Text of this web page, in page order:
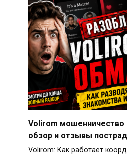
Volirom
обзор и отзывы
Volirom: Как работает